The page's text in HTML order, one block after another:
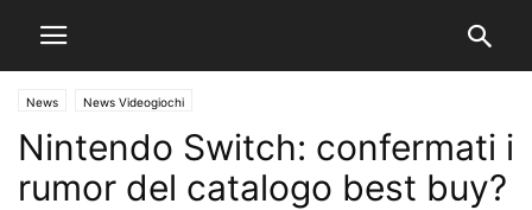
News News Videogiochi
Nintendo Switch: confermati i
rumor del catalogo best buy?